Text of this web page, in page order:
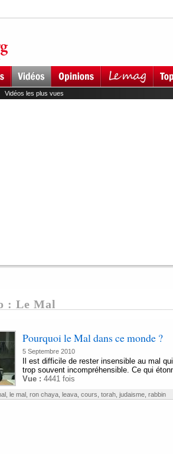
Vidéos les plus vues
: Le Mal
Pourquoi le Mal dans ce monde ?
5 Septembre 2010
Il est difficile de rester insensible au mal
trop souvent incompréhensible. Ce qui
Vue : 4441 fois
, le mal, ron chaya, leava, cours torah, judaisme, rabbin